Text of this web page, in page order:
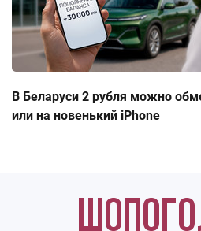
В Беларуси 2 рубля можно
или на новенький iPhone